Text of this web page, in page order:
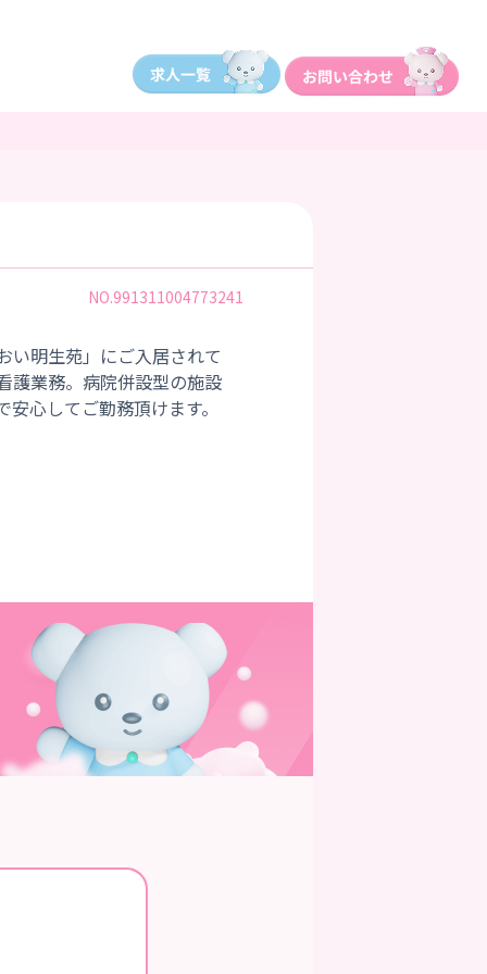
NO.991311004773241
い明生苑」にご入居されて
護業務。病院併設型の施設